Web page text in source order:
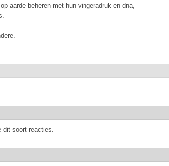
aarde beheren met hun vingeradruk en dna,
dit soort reacties.